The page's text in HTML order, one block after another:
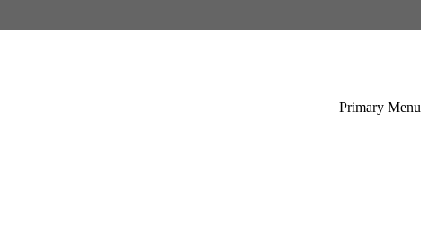
Primary Menu